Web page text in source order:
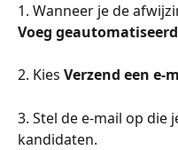
1. Wanneer je de
Voeg
2. Kies Verzend een e-
3. Stel de e-mail op die
kandidaten.